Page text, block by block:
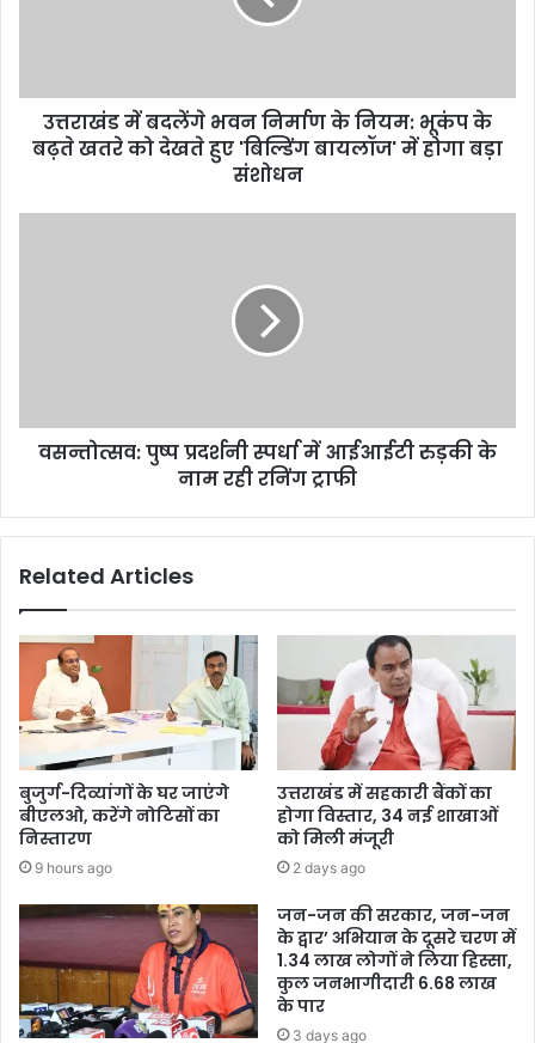
उत्तराखंड में बदलेंगे भवन निर्माण के नियम: भूकंप के
बढ़ते खतरे को देखते हुए 'बिल्डिंग बायलॉज' में होगा बड़ा
संशोधन
वसन्तोत्सव: पुष्प प्रदर्शनी स्पर्धा में आईआईटी रुड़की के
नाम रही रनिंग ट्राफी
Related Articles
बुजुर्ग-दिव्यांगों के घर जाएंगे
बीएलओ, करेंगे नोटिसों का
निस्तारण
9 hours ago
उत्तराखंड में सहकारी बैंकों का
होगा विस्तार, 34 नई शाखाओं
को मिली मंजूरी
2 days ago
जन-जन की सरकार, जन-जन
के द्वार’ अभियान के दूसरे चरण में
1.34 लाख लोगों ने लिया हिस्सा,
कुल जनभागीदारी 6.68 लाख
के पार
3 days ago